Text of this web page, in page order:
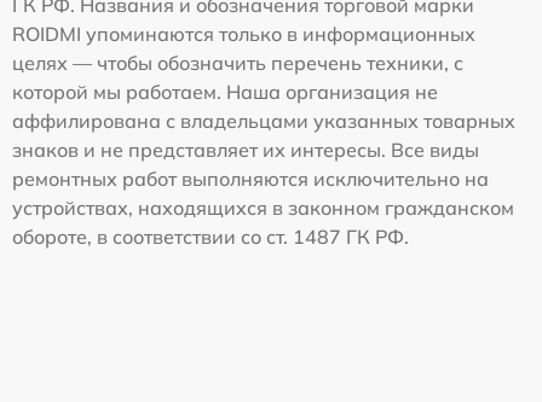
ROIDMI упоминаются только в информационных
целях — чтобы обозначить перечень техники, с
которой мы работаем. Наша организация не
аффилирована с владельцами указанных товарных
знаков и не представляет их интересы. Все виды
ремонтных работ выполняются исключительно на
устройствах, находящихся в законном гражданском
обороте, в соответствии со ст. 1487 ГК РФ.